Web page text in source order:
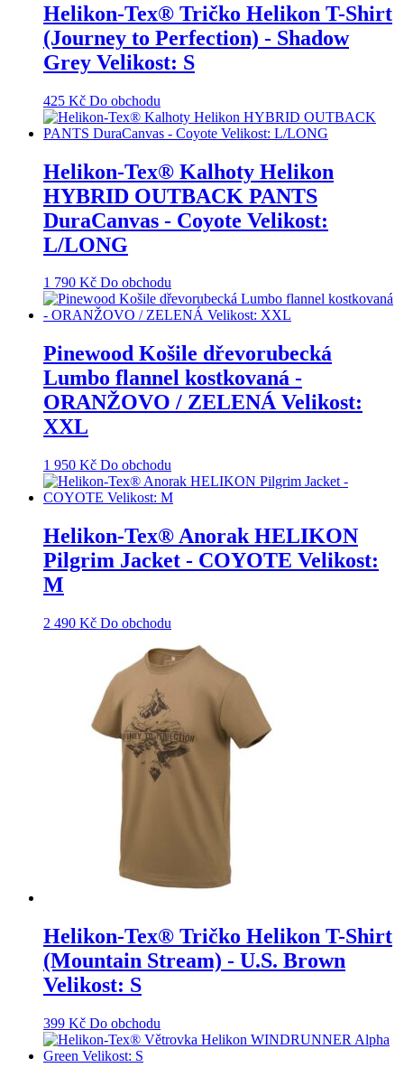
Helikon-Tex® Tričko Helikon T-Shirt
(Journey to Perfection) - Shadow
Grey Velikost: S
425 Kč Do obchodu
Helikon-Tex® Kalhoty Helikon
HYBRID OUTBACK PANTS
DuraCanvas - Coyote Velikost:
L/LONG
1 790 Kč Do obchodu
Pinewood Košile dřevorubecká
Lumbo flannel kostkovaná -
ORANŽOVO / ZELENÁ Velikost:
XXL
1 950 Kč Do obchodu
Helikon-Tex® Anorak HELIKON
Pilgrim Jacket - COYOTE Velikost:
M
2 490 Kč Do obchodu
Helikon-Tex® Tričko Helikon T-Shirt
(Mountain Stream) - U.S. Brown
Velikost: S
399 Kč Do obchodu